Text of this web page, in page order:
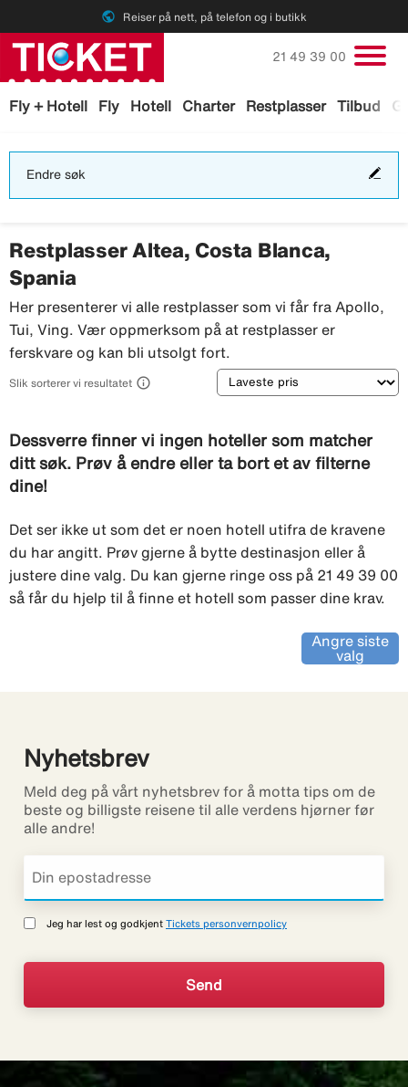
public Reiser på nett, på telefon og i butikk
Fly + Hotell Fly Hotell Charter Restplasser Tilbud
Ring oss på
21 49 39 00
Endre søk
Restplasser Altea, Costa Blanca,
Spania
Her presenterer vi alle restplasser som vi får fra Apollo,
Tui, Ving. Vær oppmerksom på at restplasser er
ferskvare og kan bli utsolgt fort.
Slik sorterer vi resultatet  Sortering
Dessverre finner vi ingen hoteller som matcher
ditt søk. Prøv å endre eller ta bort et av filterne
dine!
Det ser ikke ut som det er noen hotell utifra de kravene
du har angitt. Prøv gjerne å bytte destinasjon eller å
justere dine valg. Du kan gjerne ringe oss på 21 49 39 00
så får du hjelp til å finne et hotell som passer dine krav.
Angre siste
valg
Nyhetsbrev
Meld deg på vårt nyhetsbrev for å motta tips om de
beste og billigste reisene til alle verdens hjørner før
alle andre!
Jeg har lest og godkjent Tickets personvernpolicy